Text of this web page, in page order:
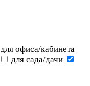
для офиса/кабинета
для сада/дачи